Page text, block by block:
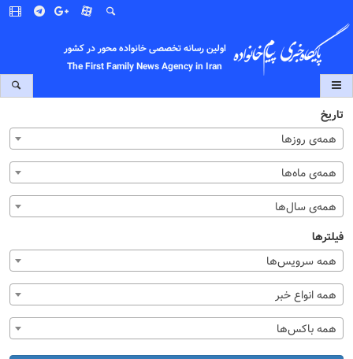
اولین رسانه تخصصی خانواده محور در کشور
The First Family News Agency in Iran
تاریخ
همه‌ی روزها
همه‌ی ماه‌ها
همه‌ی سال‌ها
فیلترها
همه سرویس‌ها
همه انواع خبر
همه باکس‌ها